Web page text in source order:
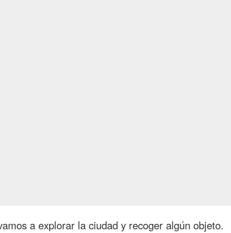
a explorar la ciudad y recoger algún objeto.